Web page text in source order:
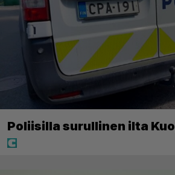
Poliisilla surullinen ilta